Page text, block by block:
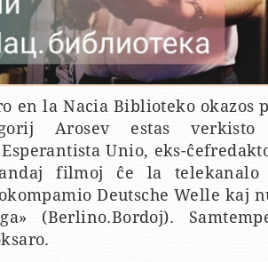
en la Nacia Biblioteko okazos
Arosev estas
Unio, eks-
filmoj ĉe la telekanalo
Deutsche Welle kaj
(Berlino.Bordoj).